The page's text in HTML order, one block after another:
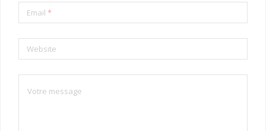
Email *
Website